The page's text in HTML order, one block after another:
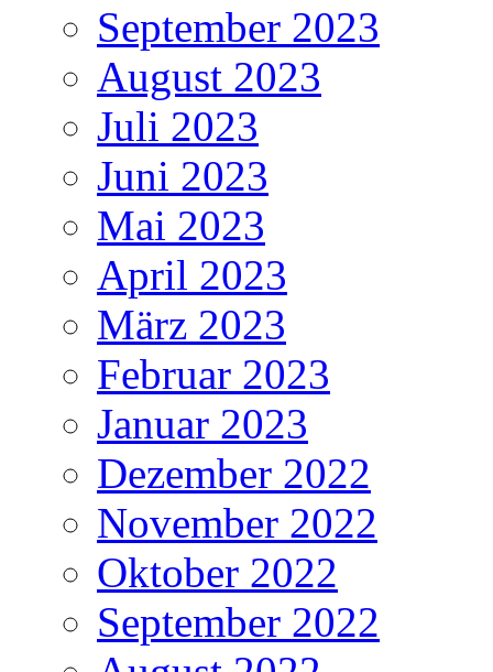
September 2023
August 2023
Juli 2023
Juni 2023
Mai 2023
April 2023
März 2023
Februar 2023
Januar 2023
Dezember 2022
November 2022
Oktober 2022
September 2022